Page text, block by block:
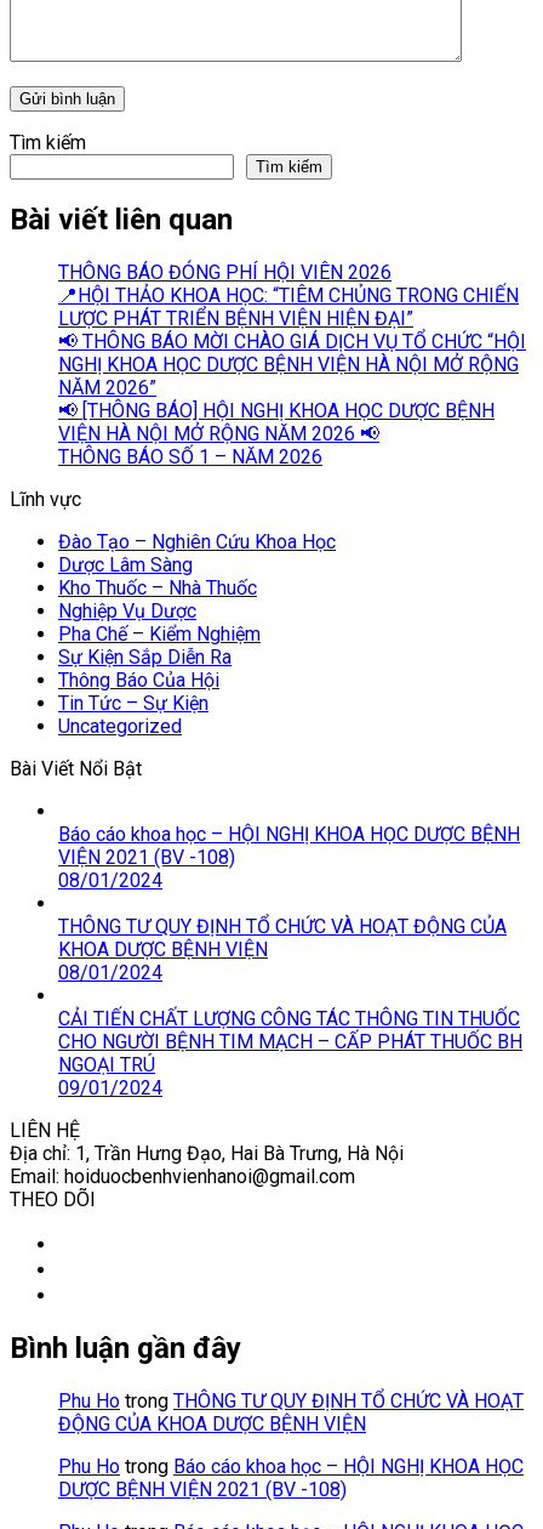
Tìm kiếm
Tìm kiếm
Bài viết liên quan
THÔNG BÁO ĐÓNG PHÍ HỘI VIÊN 2026
📍HỘI THẢO KHOA HỌC: “TIÊM CHỦNG TRONG CHIẾN
LƯỢC PHÁT TRIỂN BỆNH VIỆN HIỆN ĐẠI”
📢 THÔNG BÁO MỜI CHÀO GIÁ DỊCH VỤ TỔ CHỨC “HỘI
NGHỊ KHOA HỌC DƯỢC BỆNH VIỆN HÀ NỘI MỞ RỘNG
NĂM 2026”
📢 [THÔNG BÁO] HỘI NGHỊ KHOA HỌC DƯỢC BỆNH
VIỆN HÀ NỘI MỞ RỘNG NĂM 2026 📢
THÔNG BÁO SỐ 1 – NĂM 2026
Lĩnh vực
Đào Tạo – Nghiên Cứu Khoa Học
Dược Lâm Sàng
Kho Thuốc – Nhà Thuốc
Nghiệp Vụ Dược
Pha Chế – Kiểm Nghiệm
Sự Kiện Sắp Diễn Ra
Thông Báo Của Hội
Tin Tức – Sự Kiện
Uncategorized
Bài Viết Nổi Bật
Báo cáo khoa học – HỘI NGHỊ KHOA HỌC DƯỢC BỆNH
VIỆN 2021 (BV -108)
08/01/2024
THÔNG TƯ QUY ĐỊNH TỔ CHỨC VÀ HOẠT ĐỘNG CỦA
KHOA DƯỢC BỆNH VIỆN
08/01/2024
CẢI TIẾN CHẤT LƯỢNG CÔNG TÁC THÔNG TIN THUỐC
CHO NGƯỜI BỆNH TIM MẠCH – CẤP PHÁT THUỐC BH
NGOẠI TRÚ
09/01/2024
LIÊN HỆ
Địa chỉ: 1, Trần Hưng Đạo, Hai Bà Trưng, Hà Nội
Email: hoiduocbenhvienhanoi@gmail.com
THEO DÕI
Bình luận gần đây
Phu Ho trong THÔNG TƯ QUY ĐỊNH TỔ CHỨC VÀ HOẠT
ĐỘNG CỦA KHOA DƯỢC BỆNH VIỆN
Phu Ho trong Báo cáo khoa học – HỘI NGHỊ KHOA HỌC
DƯỢC BỆNH VIỆN 2021 (BV -108)